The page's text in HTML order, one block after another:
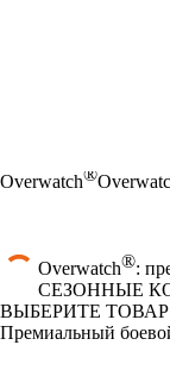
Overwatch®
Overwatch®:
СЕЗОННЫЕ
ВЫБЕРИТЕ ТОВАР
Премиальный